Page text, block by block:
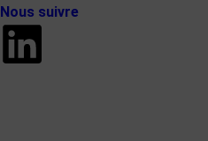
Nous suivre